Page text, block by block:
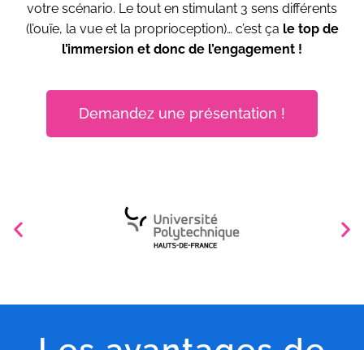
votre scénario. Le tout en stimulant 3 sens différents
(l’ouïe, la vue et la proprioception)… c’est ça le top de
l’immersion et donc de l’engagement !
Demandez une présentation !